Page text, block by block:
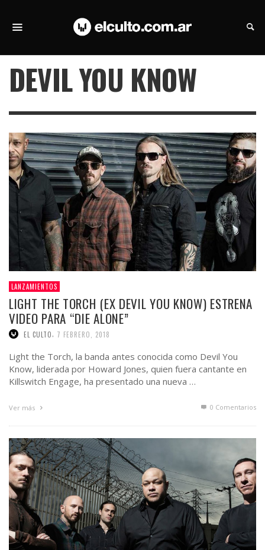
DEVIL YOU KNOW
LANZAMIENTOS
LIGHT THE TORCH (EX DEVIL YOU KNOW) ESTRENA
VIDEO PARA “DIE ALONE”
EL CULTO 7 FEBRERO, 2018
Light the Torch, la banda antes conocida como Devil You
Know, liderada por Howard Jones, quien fuera cantante en
Killswitch Engage, ha presentado una nueva …
Ver más 0 Comentarios